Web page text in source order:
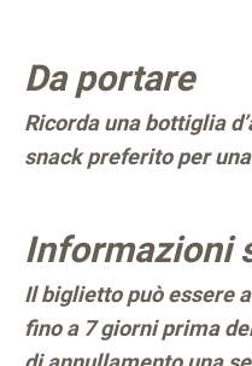
Da portare
Ricorda una bottiglia
snack preferito per
Informazioni
Il biglietto può essere
fino a 7 giorni prima